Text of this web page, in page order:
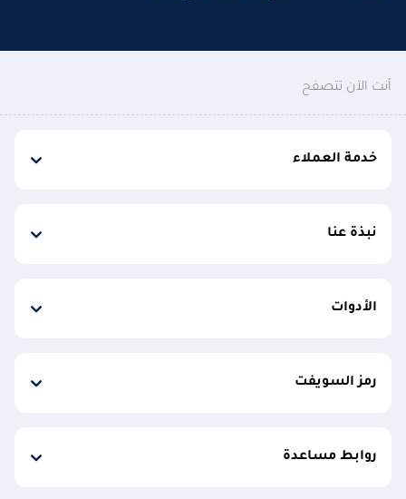
أنت الآن تتصفح
خدمة العملاء
نبذة عنا
الأدوات
رمز السويفت
روابط مساعدة